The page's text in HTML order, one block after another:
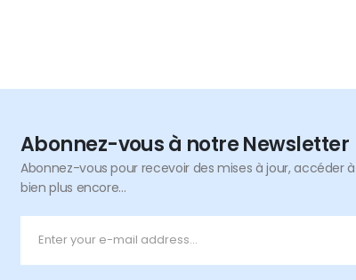
Abonnez-vous à notre Newsletter
Abonnez-vous pour recevoir des mises à jour, accéder
bien plus encore...